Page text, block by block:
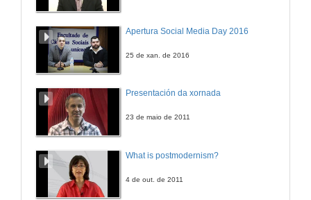
Apertura Social Media Day 2016
25 de xan. de 2016
Presentación da xornada
23 de maio de 2011
What is postmodernism?
4 de out. de 2011